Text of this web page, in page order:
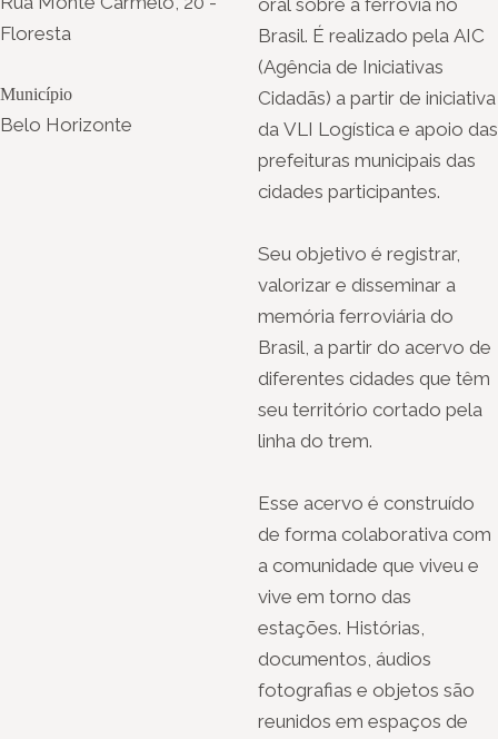
Floresta
Município
Belo Horizonte
Brasil. É realizado pela AIC
(Agência de Iniciativas
Cidadãs) a partir de iniciativa
da VLI Logística e apoio das
prefeituras municipais das
cidades participantes.
Seu objetivo é registrar,
valorizar e disseminar a
memória ferroviária do
Brasil, a partir do acervo de
diferentes cidades que têm
seu território cortado pela
linha do trem.
Esse acervo é construído
de forma colaborativa com
a comunidade que viveu e
vive em torno das
estações. Histórias,
documentos, áudios
fotografias e objetos são
reunidos em espaços de